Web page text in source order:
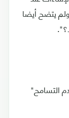
ولم يتضح أيضا
التسامح"